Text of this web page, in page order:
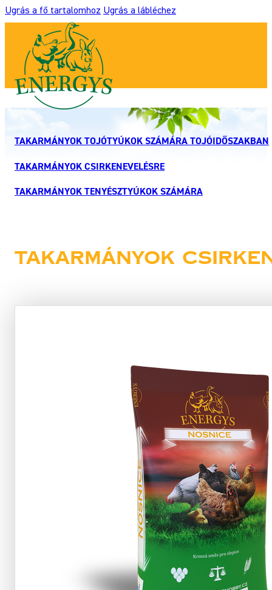
Ugrás a fő tartalomhoz Ugrás a lábléchez
TAKARMÁNYOK TOJÓTYÚKOK SZÁMÁRA TOJÓIDŐSZAKBAN
TAKARMÁNYOK CSIRKENEVELÉSRE
TAKARMÁNYOK TENYÉSZTYÚKOK SZÁMÁRA
Takarmányok